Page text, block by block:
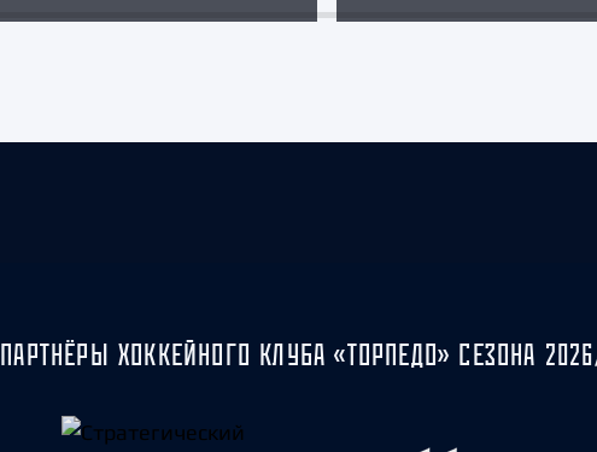
ПАРТНЁРЫ ХОККЕЙНОГО КЛУБА «ТОРПЕДО» СЕЗОНА